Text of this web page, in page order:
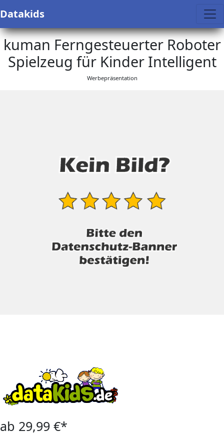
Datakids
kuman Ferngesteuerter Roboter
Spielzeug für Kinder Intelligent
Werbepräsentation
ab 29,99 €*